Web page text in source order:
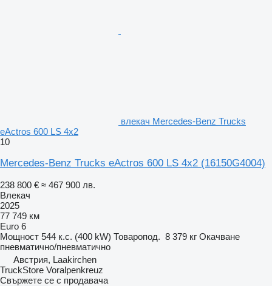
влекач Mercedes-Benz Trucks
eActros 600 LS 4x2
10
Mercedes-Benz Trucks eActros 600 LS 4x2 (16150G4004)
238 800 € ≈ 467 900 лв.
Влекач
2025
77 749 км
Euro 6
Мощност 544 к.с. (400 kW) Товаропод. 8 379 кг Окачване
пневматично/пневматично
Австрия, Laakirchen
TruckStore Voralpenkreuz
Свържете се с продавача